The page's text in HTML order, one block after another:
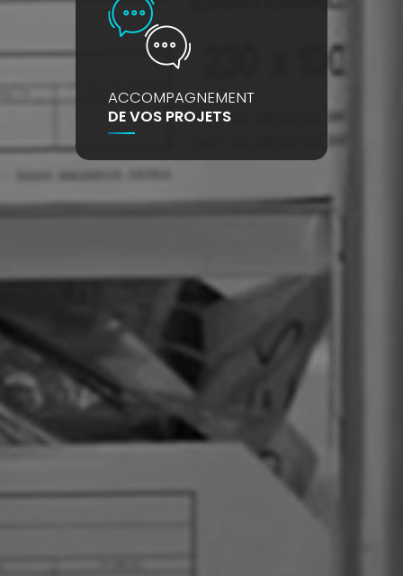
ACCOMPAGNEMENT
DE VOS PROJETS